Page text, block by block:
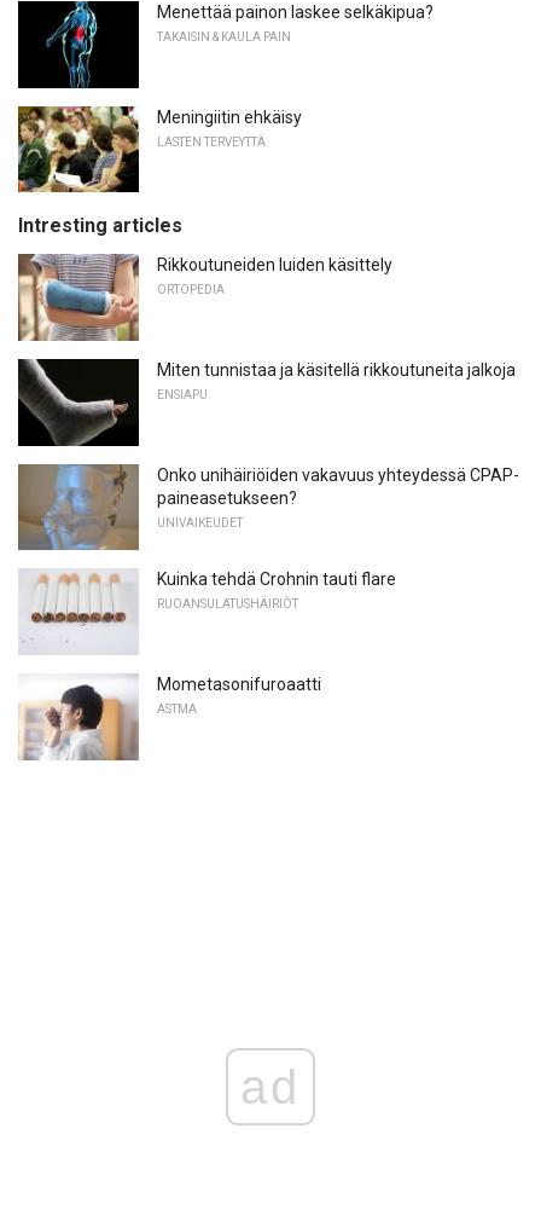
Menettää painon laskee selkäkipua?
TAKAISIN & KAULA PAIN
Meningiitin ehkäisy
LASTEN TERVEYTTÄ
Intresting articles
Rikkoutuneiden luiden käsittely
ORTOPEDIA
Miten tunnistaa ja käsitellä rikkoutuneita jalkoja
ENSIAPU
Onko unihäiriöiden vakavuus yhteydessä CPAP-
paineasetukseen?
UNIVAIKEUDET
Kuinka tehdä Crohnin tauti flare
RUOANSULATUSHÄIRIÖT
Mometasonifuroaatti
ASTMA
ad